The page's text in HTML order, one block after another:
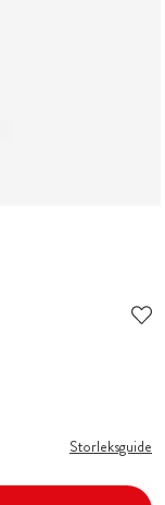
Storleksguide